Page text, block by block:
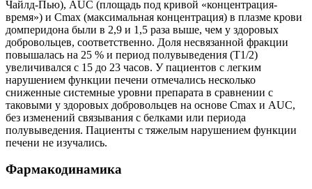
Чайлд-Пью), AUC (площадь под кривой «концентрация-
время») и Сmах (максимальная концентрация) в плазме крови
домперидона были в 2,9 и 1,5 раза выше, чем у здоровых
добровольцев, соответственно. Доля несвязанной фракции
повышалась на 25 % и период полувыведения (Т1/2)
увеличивался с 15 до 23 часов. У пациентов с легким
нарушением функции печени отмечались несколько
сниженные системные уровни препарата в сравнении с
таковыми у здоровых добровольцев на основе Сmах и AUC,
без изменений связывания с белками или периода
полувыведения. Пациенты с тяжелым нарушением функции
печени не изучались.
Фармакодинамика